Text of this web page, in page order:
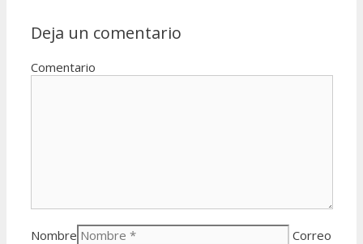
Deja un comentario
Comentario
Nombre
Correo